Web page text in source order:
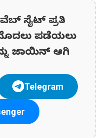
ಸೈಟ್ ಪ್ರತಿ
ಪಡೆಯಲು
ಜಾಯಿನ್ ಆಗಿ
Telegram